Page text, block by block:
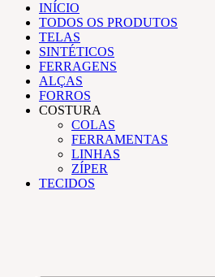
INÍCIO
TODOS OS PRODUTOS
TELAS
SINTÉTICOS
FERRAGENS
ALÇAS
FORROS
COSTURA
COLAS
FERRAMENTAS
LINHAS
ZÍPER
TECIDOS